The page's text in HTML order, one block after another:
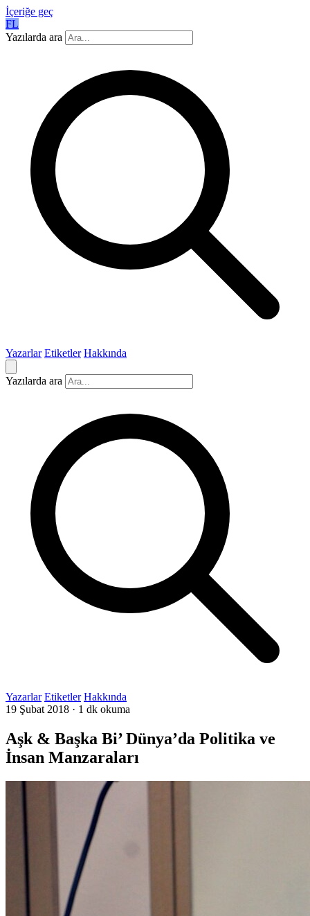
İçeriğe geç
FL
Yazılarda ara
Yazarlar Etiketler Hakkında
Yazılarda ara
Yazarlar Etiketler Hakkında
19 Şubat 2018 · 1 dk okuma
Aşk & Başka Bi’ Dünya’da Politika ve
İnsan Manzaraları